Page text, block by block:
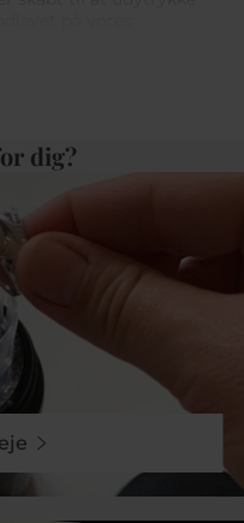
ring tidsløs
Disse ringe er ikke
symboler, der kan
designs
på et alsidigt udvalg af
til enhver smag. Fra
mere detaljerede
- her finder du det
og fest. Materialerne
sølv, så du kan
personlige stil.
fokus på kvalitet og
af højeste
holder sig smuk i
dig?